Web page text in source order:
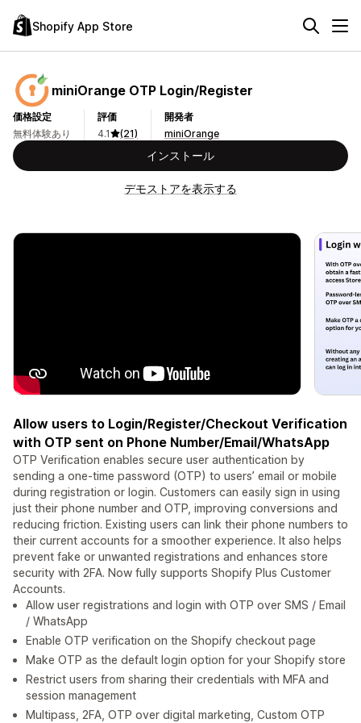
Shopify App Store
miniOrange OTP Login/Register
価格設定
無料体験あり
評価
4.1
(21)
開発者
miniOrange
インストール
デモストアを表示する
Allow users to Login/Register/Checkout Verification
with OTP sent on Phone Number/Email/WhatsApp
OTP Verification enables secure user authentication by
sending a one-time password (OTP) to users’ email or mobile
during registration or login. Customers can easily sign in using
just their phone number and OTP, improving conversions and
reducing friction. Existing users can link their phone numbers to
their current accounts for a smoother experience. It also helps
prevent fake or unwanted registrations and enhances store
security with 2FA. Now fully supports Shopify Plus Customer
Accounts.
Allow user registrations and login with OTP over SMS / Email
/ WhatsApp
Enable OTP verification on the Shopify checkout page
Make OTP as the default login option for your Shopify store
Restrict users from sharing their credentials with MFA and
session management
Multipass, 2FA, OTP over digital marketing, Custom OTP